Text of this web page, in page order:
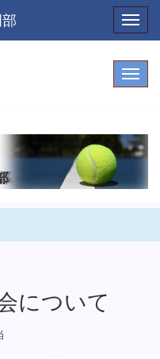
について